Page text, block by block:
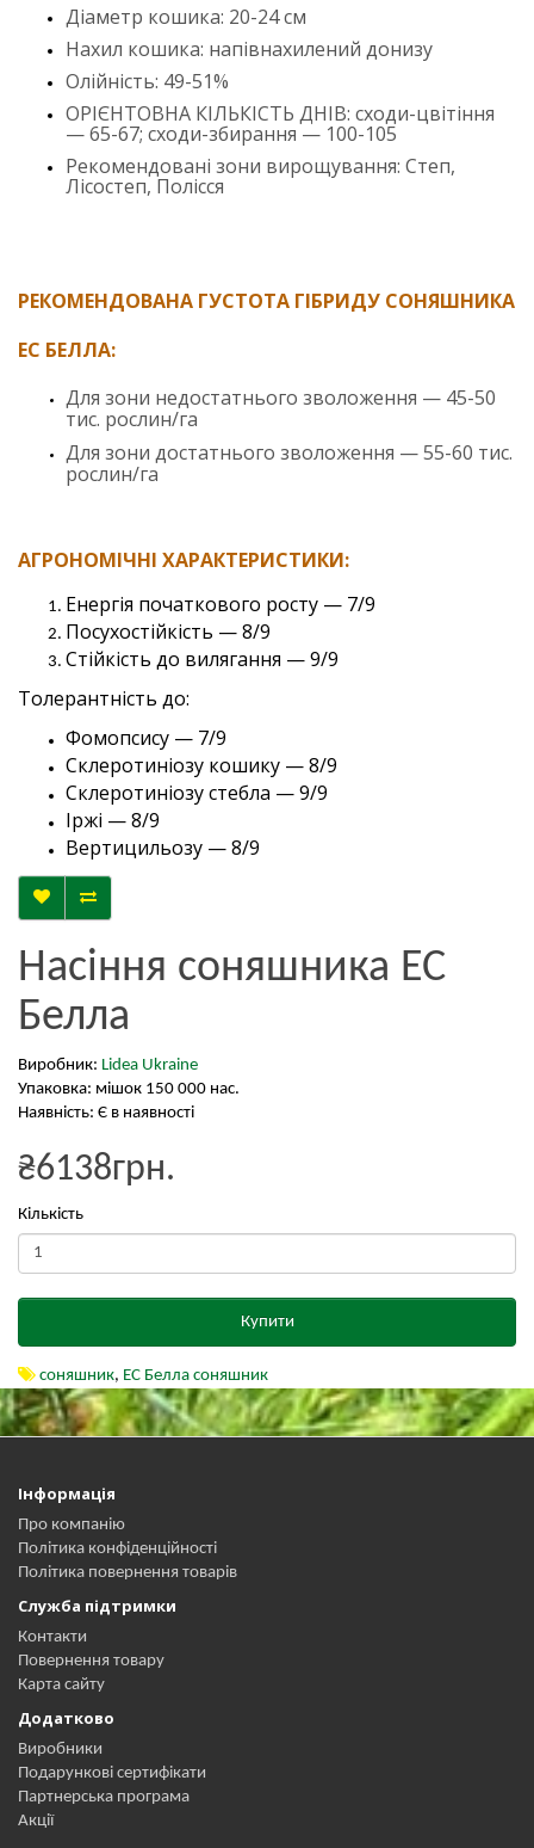
Діаметр кошика: 20-24 см
Нахил кошика: напівнахилений донизу
Олійність: 49-51%
ОРІЄНТОВНА КІЛЬКІСТЬ ДНІВ: сходи-цвітіння
— 65-67; сходи-збирання — 100-105
Рекомендовані зони вирощування: Степ,
Лісостеп, Полісся
РЕКОМЕНДОВАНА ГУСТОТА ГІБРИДУ СОНЯШНИКА
ЕС БЕЛЛА:
Для зони недостатнього зволоження — 45-50
тис. рослин/га
Для зони достатнього зволоження — 55-60 тис.
рослин/га
АГРОНОМІЧНІ ХАРАКТЕРИСТИКИ:
Енергія початкового росту — 7/9
Посухостійкість — 8/9
Стійкість до вилягання — 9/9
Толерантність до:
Фомопсису — 7/9
Склеротиніозу кошику — 8/9
Склеротиніозу стебла — 9/9
Іржі — 8/9
Вертицильозу — 8/9
Насіння соняшника ЕС
Белла
Виробник: Lidea Ukraine
Упаковка: мішок 150 000 нас.
Наявність: Є в наявності
₴6138грн.
Кількість
Купити
соняшник, ЕС Белла соняшник
Інформація
Про компанію
Політика конфіденційності
Політика повернення товарів
Служба підтримки
Контакти
Повернення товару
Карта сайту
Додатково
Виробники
Подарункові сертифікати
Партнерська програма
Акції